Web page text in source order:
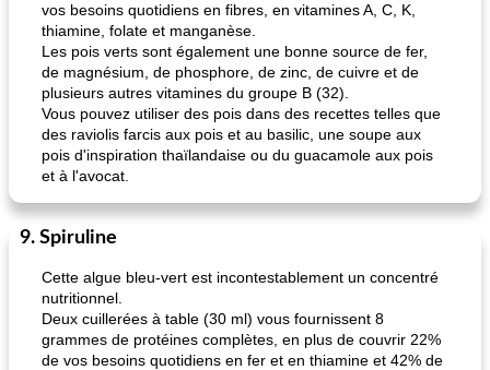
pois chiches rôtis aux épices amandes au cheddar rôti
vos besoins quotidiens en fibres, en vitamines A, C, K,
thiamine, folate et manganèse.
Les pois verts sont également une bonne source de fer,
de magnésium, de phosphore, de zinc, de cuivre et de
plusieurs autres vitamines du groupe B (32).
Vous pouvez utiliser des pois dans des recettes telles que
des raviolis farcis aux pois et au basilic, une soupe aux
pois d'inspiration thaïlandaise ou du guacamole aux pois
et à l'avocat.
9. Spiruline
Cette algue bleu-vert est incontestablement un concentré
nutritionnel.
Deux cuillerées à table (30 ml) vous fournissent 8
grammes de protéines complètes, en plus de couvrir 22%
de vos besoins quotidiens en fer et en thiamine et 42% de